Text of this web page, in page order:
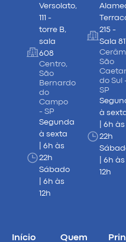
Versolato,
111 -
torre B,
sala
608
Centro,
São
Bernardo
do
Campo
- SP
Segunda
à sexta
| 6h às
22h
Sábado
| 6h às
12h
215 -
Sala
São
do Sul
SP
à
| 6h às
22h
| 6h às
12h
Início
Quem